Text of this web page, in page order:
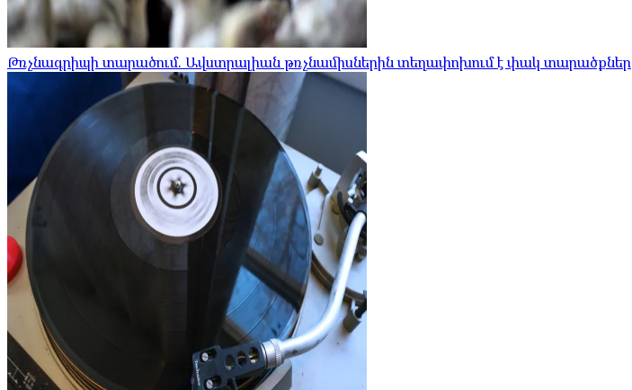
Թռչնագրիպի տարածում. Ավստրալիան թռչնամիսներին տեղափոխում է փակ տարածքներ